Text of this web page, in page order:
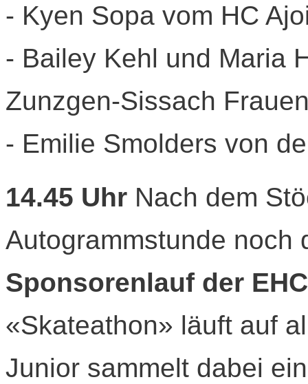
- Kyen Sopa vom HC
- Bailey Kehl und Maria
Zunzgen-Sissach
- Emilie Smolders von
14.45 Uhr Nach dem
Autogrammstunde noch
Sponsorenlauf der
«Skateathon» läuft auf
Junior sammelt dabei